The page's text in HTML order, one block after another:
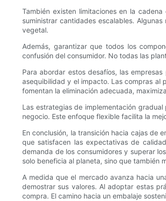
También existen limitaciones en la
suministrar cantidades escalables.
vegetal.
Además, garantizar que todos los
confusión del consumidor. No todas las
Para abordar estos desafíos, las
asequibilidad y el impacto. Las compras al
fomentan la eliminación adecuada,
Las estrategias de implementación
negocio. Este enfoque flexible facilita la
En conclusión, la transición hacia cajas de
que satisfacen las expectativas de
demanda de los consumidores y superar
solo beneficia al planeta, sino que también
A medida que el mercado avanza hacia
demostrar sus valores. Al adoptar estas
compra. El camino hacia un embalaje